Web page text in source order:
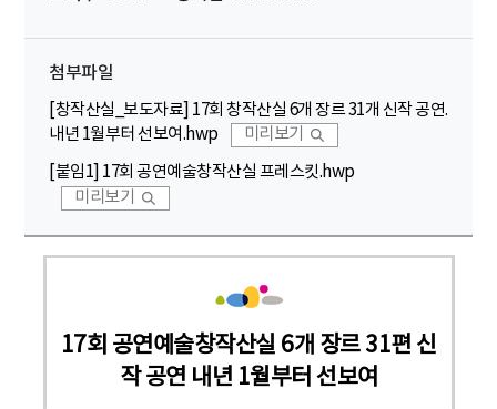
첨부파일
[창작산실_보도자료] 17회 창작산실 6개 장르 31개 신작 공연.
내년 1월부터 선보여.hwp
미리보기
[붙임1] 17회 공연예술창작산실 프레스킷.hwp
미리보기
17회 공연예술창작산실 6개 장르 31편 신
작 공연 내년 1월부터 선보여